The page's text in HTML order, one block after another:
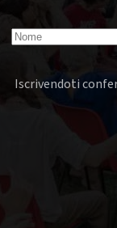
Iscrivendoti